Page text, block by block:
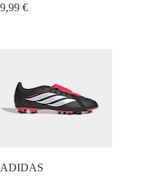
9,99 €
ADIDAS